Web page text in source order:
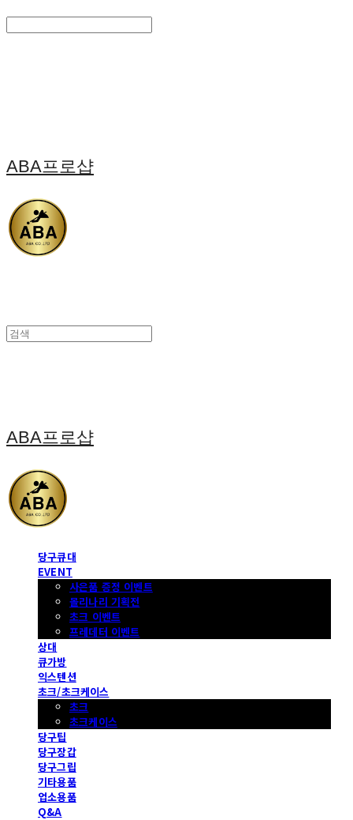
ABA프로샵
ABA프로샵
당구큐대
EVENT
사은품 증정 이벤트
몰리나리 기획전
초크 이벤트
프레데터 이벤트
상대
큐가방
익스텐션
초크/초크케이스
초크
초크케이스
당구팁
당구장갑
당구그립
기타용품
업소용품
Q&A